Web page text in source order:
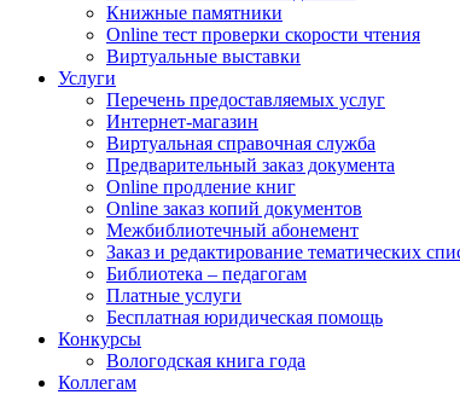
Книжные памятники
Online тест проверки скорости чтения
Виртуальные выставки
Услуги
Перечень предоставляемых услуг
Интернет-магазин
Виртуальная справочная служба
Предварительный заказ документа
Online продление книг
Online заказ копий документов
Межбиблиотечный абонемент
Заказ и редактирование тематических
Библиотека – педагогам
Платные услуги
Бесплатная юридическая помощь
Конкурсы
Вологодская книга года
Коллегам